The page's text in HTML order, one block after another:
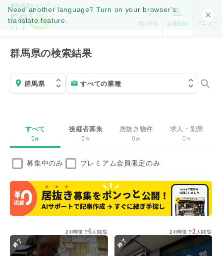
Need another language? Turn on your browser's
translate feature.
事業承継をオープンに。
会員登録 メニュー
群馬県の検索結果
すべて
5件
後継者募集
5件
居抜き物件
0 件
求人・副業
0 件
募集中のみ プレミアム会員限定のみ
24時間で6 人閲覧
終了
24時間で2 人閲覧
終了